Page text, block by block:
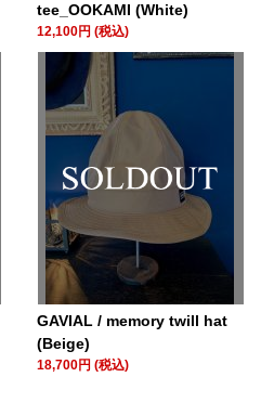
tee_OOKAMI (White)
12,100円 (税込)
GAVIAL / memory twill hat
(Beige)
18,700円 (税込)